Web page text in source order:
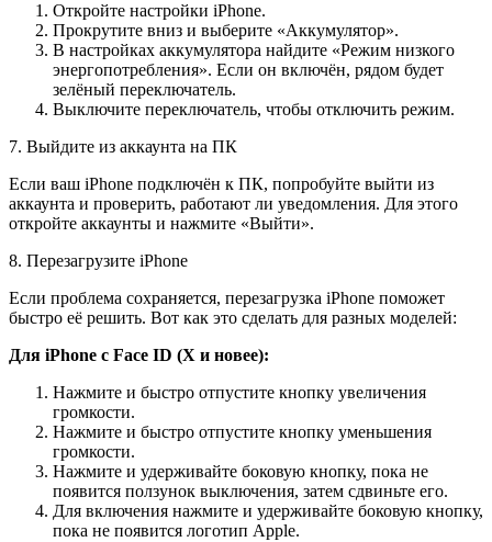
Откройте настройки iPhone.
Прокрутите вниз и выберите «Аккумулятор».
В настройках аккумулятора найдите «Режим низкого
энергопотребления». Если он включён, рядом будет
зелёный переключатель.
Выключите переключатель, чтобы отключить режим.
7. Выйдите из аккаунта на ПК
Если ваш iPhone подключён к ПК, попробуйте выйти из
аккаунта и проверить, работают ли уведомления. Для этого
откройте аккаунты и нажмите «Выйти».
8. Перезагрузите iPhone
Если проблема сохраняется, перезагрузка iPhone поможет
быстро её решить. Вот как это сделать для разных моделей:
Для iPhone с Face ID (X и новее):
Нажмите и быстро отпустите кнопку увеличения
громкости.
Нажмите и быстро отпустите кнопку уменьшения
громкости.
Нажмите и удерживайте боковую кнопку, пока не
появится ползунок выключения, затем сдвиньте его.
Для включения нажмите и удерживайте боковую кнопку,
пока не появится логотип Apple.